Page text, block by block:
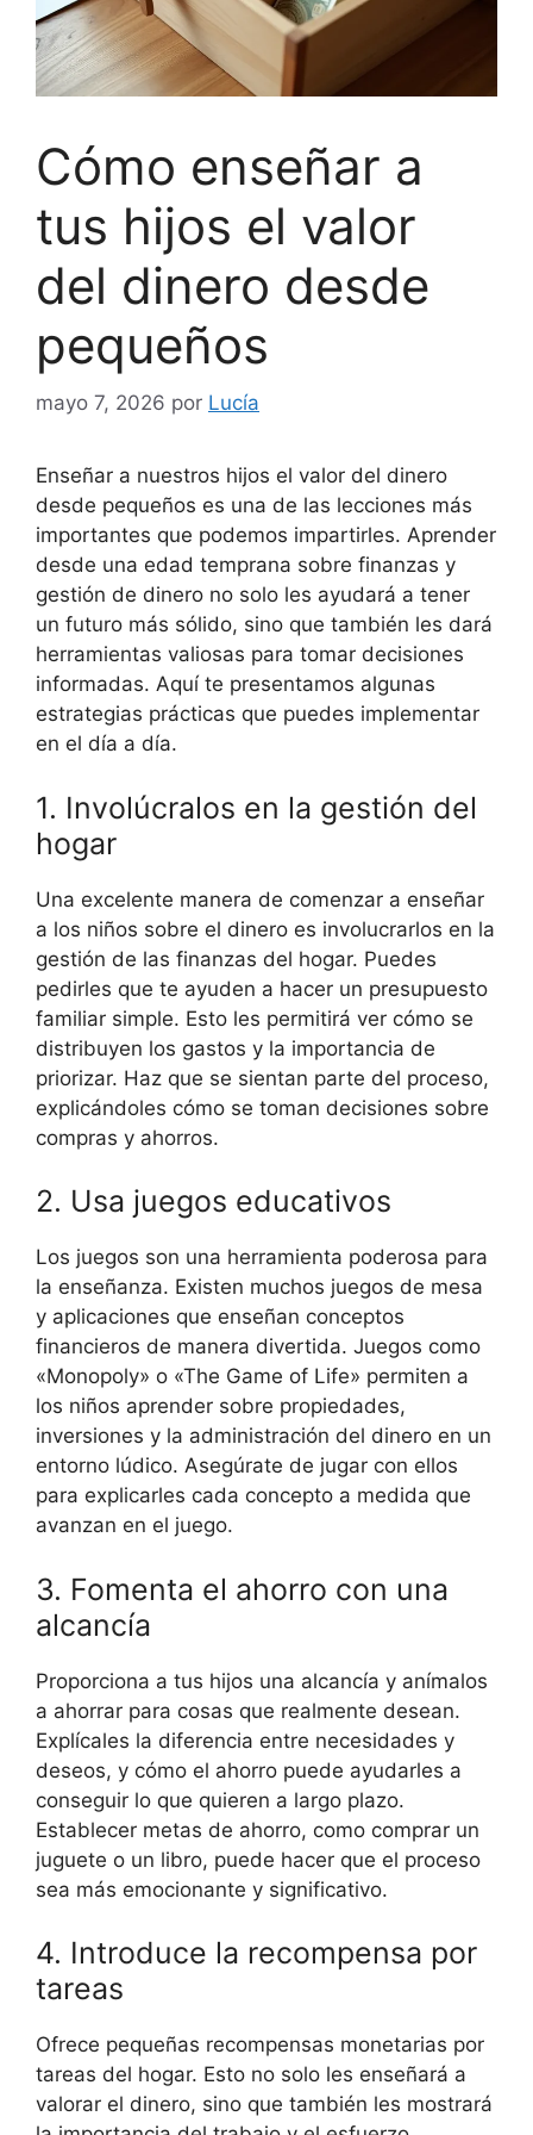
Cómo enseñar a
tus hijos el valor
del dinero desde
pequeños
mayo 7, 2026 por Lucía
Enseñar a nuestros hijos el valor del dinero
desde pequeños es una de las lecciones más
importantes que podemos impartirles. Aprender
desde una edad temprana sobre finanzas y
gestión de dinero no solo les ayudará a tener
un futuro más sólido, sino que también les dará
herramientas valiosas para tomar decisiones
informadas. Aquí te presentamos algunas
estrategias prácticas que puedes implementar
en el día a día.
1. Involúcralos en la gestión del
hogar
Una excelente manera de comenzar a enseñar
a los niños sobre el dinero es involucrarlos en la
gestión de las finanzas del hogar. Puedes
pedirles que te ayuden a hacer un presupuesto
familiar simple. Esto les permitirá ver cómo se
distribuyen los gastos y la importancia de
priorizar. Haz que se sientan parte del proceso,
explicándoles cómo se toman decisiones sobre
compras y ahorros.
2. Usa juegos educativos
Los juegos son una herramienta poderosa para
la enseñanza. Existen muchos juegos de mesa
y aplicaciones que enseñan conceptos
financieros de manera divertida. Juegos como
«Monopoly» o «The Game of Life» permiten a
los niños aprender sobre propiedades,
inversiones y la administración del dinero en un
entorno lúdico. Asegúrate de jugar con ellos
para explicarles cada concepto a medida que
avanzan en el juego.
3. Fomenta el ahorro con una
alcancía
Proporciona a tus hijos una alcancía y anímalos
a ahorrar para cosas que realmente desean.
Explícales la diferencia entre necesidades y
deseos, y cómo el ahorro puede ayudarles a
conseguir lo que quieren a largo plazo.
Establecer metas de ahorro, como comprar un
juguete o un libro, puede hacer que el proceso
sea más emocionante y significativo.
4. Introduce la recompensa por
tareas
Ofrece pequeñas recompensas monetarias por
tareas del hogar. Esto no solo les enseñará a
valorar el dinero, sino que también les mostrará